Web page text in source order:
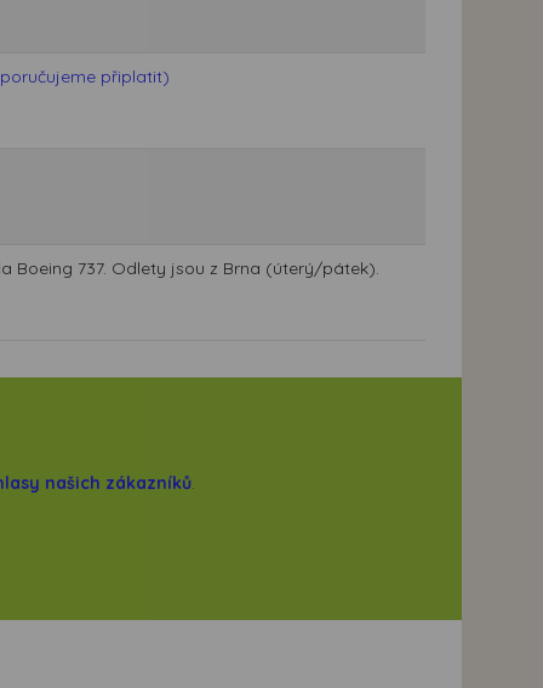
připlatit)
Boeing 737. Odlety jsou z Brna (úterý/pátek).
našich zákazníků.